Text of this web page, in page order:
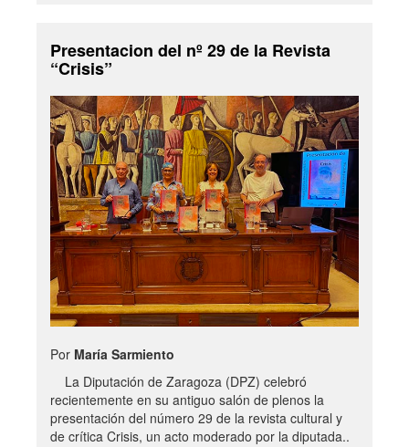
Presentacion del nº 29 de la Revista
“Crisis”
Por María Sarmiento
La Diputación de Zaragoza (DPZ) celebró
recientemente en su antiguo salón de plenos la
presentación del número 29 de la revista cultural y
de crítica Crisis, un acto moderado por la diputada..